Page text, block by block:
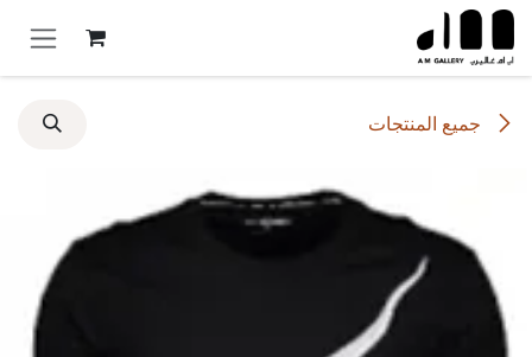
تخطي للذهاب إلى المحتوى
جميع المنتجات